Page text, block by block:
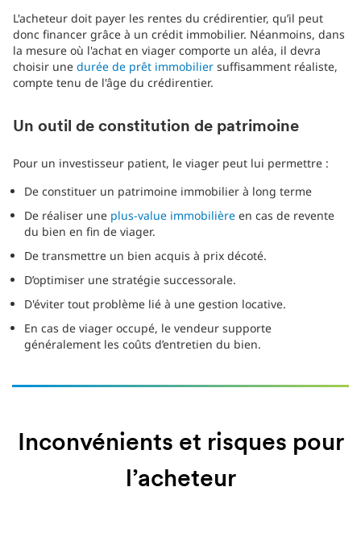
L'acheteur doit payer les rentes du crédirentier, qu’il peut
donc financer grâce à un crédit immobilier. Néanmoins, dans
la mesure où l'achat en viager comporte un aléa, il devra
choisir une durée de prêt immobilier suffisamment réaliste,
compte tenu de l'âge du crédirentier.
Un outil de constitution de patrimoine
Pour un investisseur patient, le viager peut lui permettre :
De constituer un patrimoine immobilier à long terme
De réaliser une plus-value immobilière en cas de revente
du bien en fin de viager.
De transmettre un bien acquis à prix décoté.
D’optimiser une stratégie successorale.
D'éviter tout problème lié à une gestion locative.
En cas de viager occupé, le vendeur supporte
généralement les coûts d’entretien du bien.
Inconvénients et risques pour
l’acheteur